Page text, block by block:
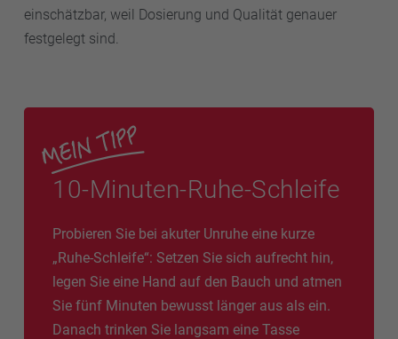
einschätzbar, weil Dosierung und Qualität genauer
festgelegt sind.
10-Minuten-Ruhe-Schleife
Probieren Sie bei akuter Unruhe eine kurze
„Ruhe-Schleife“: Setzen Sie sich aufrecht hin,
legen Sie eine Hand auf den Bauch und atmen
Sie fünf Minuten bewusst länger aus als ein.
Danach trinken Sie langsam eine Tasse